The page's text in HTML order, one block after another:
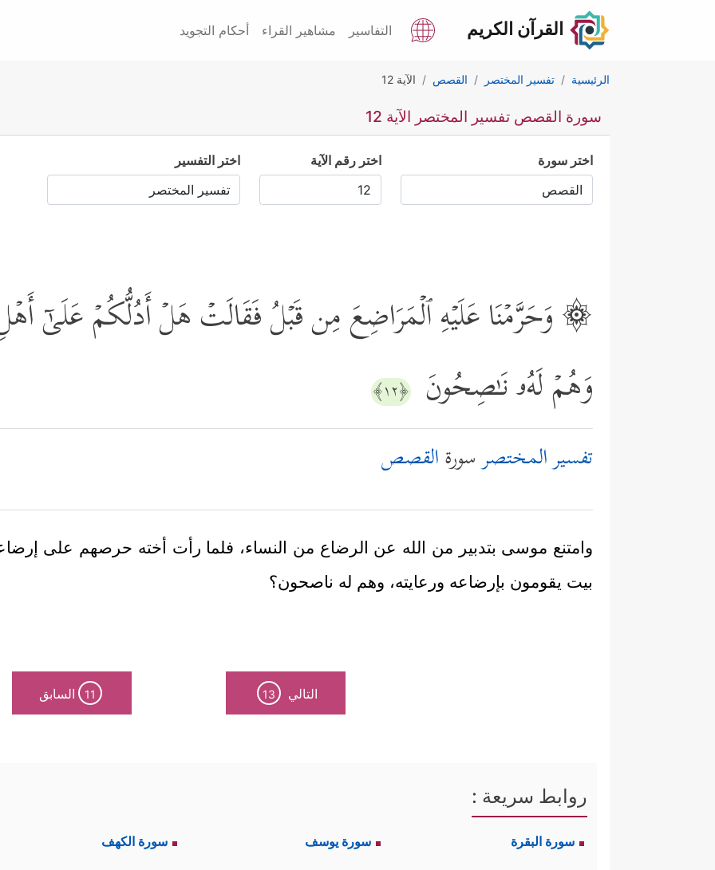
القرآن الكريم التفاسير مشاهير القراء أحكام التجويد
الرئيسية تفسير المختصر القصص الآية 12
سورة القصص تفسير المختصر الآية 12
اختر سورة اختر رقم الآية اختر التفسير
۞ وَحَرَّمۡنَا عَلَیۡهِ ٱلۡمَرَاضِعَ مِن قَبۡلُ فَقَالَتۡ هَلۡ أَدُلُّكُمۡ عَلَىٰۤ
وَهُمۡ لَهُۥ نَـٰصِحُونَ ﴿١٢﴾
تفسير المختصرسورةالقصص
وامتنع موسى بتدبير من الله عن الرضاع من النساء، فلما رأت أخته حرصهم على
بيت يقومون بإرضاعه ورعايته، وهم له ناصحون؟
التالي 13
11 السابق
روابط سريعة :
سورة البقرة سورة يوسف سورة الكهف